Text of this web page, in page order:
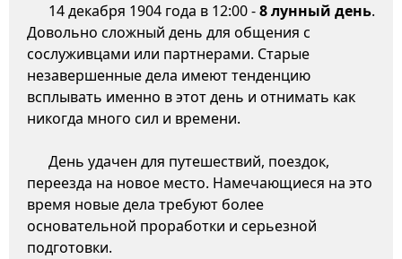
14 декабря 1904 года в 12:00 -8 лунный день.
Довольно сложный день для общения с
сослуживцами или партнерами. Старые
незавершенные дела имеют тенденцию
всплывать именно в этот день и отнимать как
никогда много сил и времени.
День удачен для путешествий, поездок,
переезда на новое место. Намечающиеся на это
время новые дела требуют более
основательной проработки и серьезной
подготовки.